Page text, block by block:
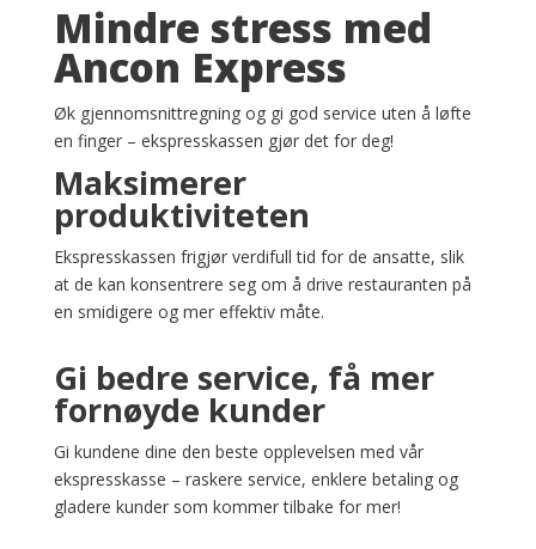
Mindre stress med
Ancon Express
Øk gjennomsnittregning og gi god service uten å løfte
en finger – ekspresskassen gjør det for deg!
Maksimerer
produktiviteten
Ekspresskassen frigjør verdifull tid for de ansatte, slik
at de kan konsentrere seg om å drive restauranten på
en smidigere og mer effektiv måte.
Gi bedre service, få mer
fornøyde kunder
Gi kundene dine den beste opplevelsen med vår
ekspresskasse – raskere service, enklere betaling og
gladere kunder som kommer tilbake for mer!